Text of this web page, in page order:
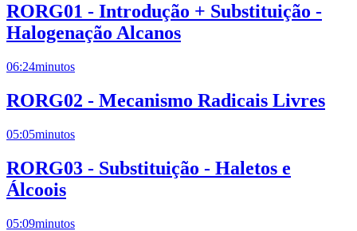
RORG01 - Introdução + Substituição -
Halogenação Alcanos
06:24minutos
RORG02 - Mecanismo Radicais Livres
05:05minutos
RORG03 - Substituição - Haletos e
Álcoois
05:09minutos